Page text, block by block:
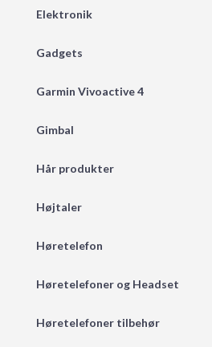
Elektronik
Gadgets
Garmin Vivoactive 4
Gimbal
Hår produkter
Højtaler
Høretelefon
Høretelefoner og Headset
Høretelefoner tilbehør